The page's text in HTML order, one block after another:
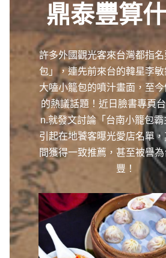
鼎泰豐算
許多外國觀光客來台灣都指
包」，連先前來台的韓星李
大嗑小籠包的噴汁畫面，至
的熱議話題！近日臉書專頁
n.就發文討論「台南小籠包
引起在地饕客曝光愛店名單
間獲得一致推薦，甚至被譽
豐！